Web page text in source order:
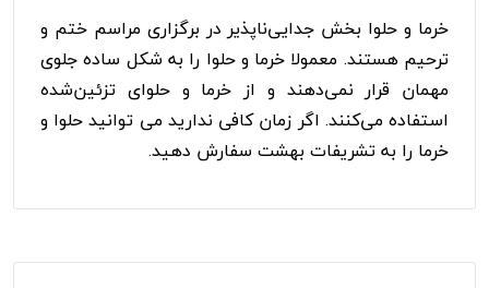
خرما و حلوا بخش جدایی‌ناپذیر در برگزاری مراسم ختم و
ترحیم هستند. معمولا خرما و حلوا را به شکل ساده جلوی
مهمان قرار نمی‌دهند و از خرما و حلوای تزئین‌شده
استفاده می‌کنند. اگر زمان کافی ندارید می توانید حلوا و
خرما را به تشریفات بهشت سفارش دهید.